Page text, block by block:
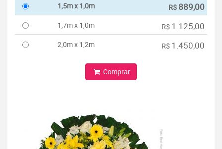
1,5m x 1,0m
R$ 889,00
1,7m x 1,0m R$ 1.125,00
2,0m x 1,2m R$ 1.450,00
Comprar